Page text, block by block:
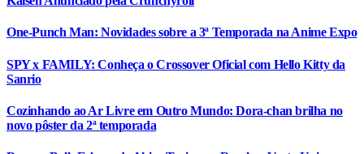
One-Punch Man: Novidades sobre a 3ª Temporada na Anime Expo
SPY x FAMILY: Conheça o Crossover Oficial com Hello Kitty da
Sanrio
Cozinhando ao Ar Livre em Outro Mundo: Dora-chan brilha no
novo pôster da 2ª temporada